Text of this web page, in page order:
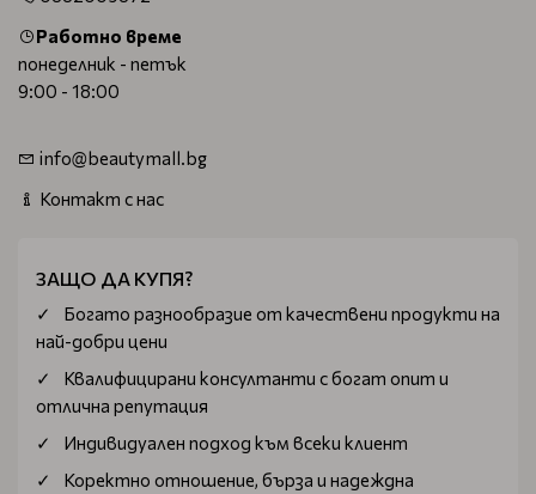
Работно време
понеделник - петък
9:00 - 18:00
info@beautymall.bg
Контакт с нас
ЗАЩО ДА КУПЯ?
Богатo разнообразие от качествени продукти на
най-добри цени
Квалифицирани консултанти с богат опит и
отлична репутация
Индивидуален подход към всеки клиент
Коректно отношение, бърза и надеждна